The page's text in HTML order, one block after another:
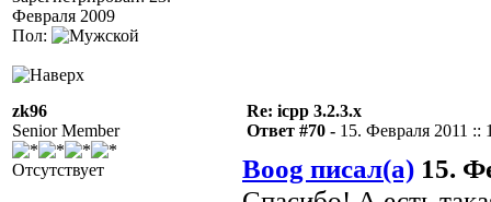
Февраля 2009
Пол:
zk96
Senior Member
Отсутствует
Re: icpp 3.2.3.x
Ответ #70 - 15. Февраля 2011 ::
Boog писал(а) 15.